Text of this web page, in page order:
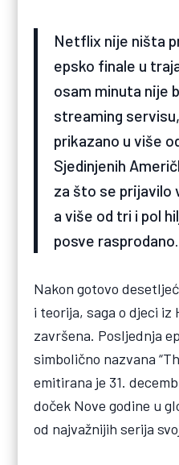
Netflix nije ništa
epsko finale u
osam minuta nije
streaming
prikazano u više
Sjedinjenih
za što se prijavilo
a više od tri i pol
posve rasprodano.
Nakon gotovo
i teorija, saga o djeci iz
završena. Posljednja
simbolično nazvana
emitirana je 31.
doček Nove godine u
od najvažnijih serija